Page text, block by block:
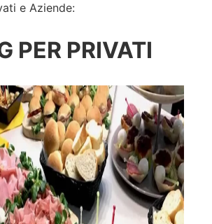
e Aziende:
PER PRIVATI